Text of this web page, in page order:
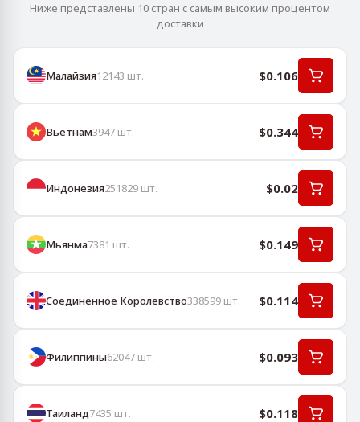
Ниже представлены 10 стран с самым высоким процентом
доставки
Малайзия12143 шт. $0.106
Вьетнам3947 шт. $0.344
Индонезия251829 шт. $0.02
Мьянма7381 шт. $0.149
Соединенное Королевство338599 шт. $0.114
Филиппины62047 шт. $0.093
Таиланд7435 шт. $0.118